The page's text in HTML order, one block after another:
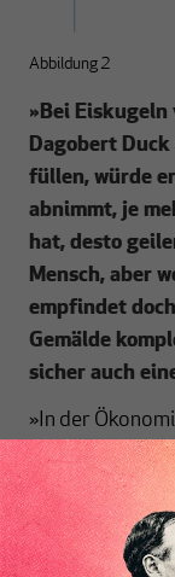
Abbildung 2
»Bei Eiskugeln
Dagobert
füllen, würde
abnimmt, je
hat, desto
Mensch, aber
empfindet
Gemälde
sicher auch
»In der
Diese
Eiskäufer: Bei
nicht. Sie
sogar mehr.